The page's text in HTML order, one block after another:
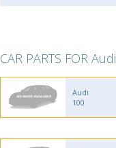
CAR PARTS FOR Audi
Audi
100